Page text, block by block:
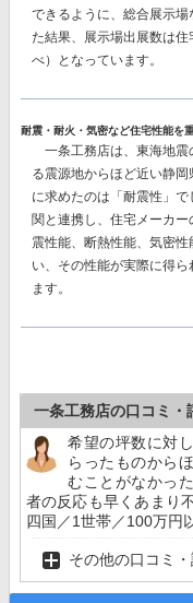
できるように、総合展示
た結果、 展示場出展数は住
べ）となっています。
耐震・耐火・気密など住宅性能を
一条工務店は、東海地震
る震源地からほど近い静
に求めたのは「耐震性」
関と連携し、住宅メーカ
震性能、断熱性能、気密
い、その性能が実際に得
ます。
一条工務店の口コミ・
希望の坪数に対
らったものから
むことがなかっ
者の反応も早くあまり
四国／1世帯／100万円
その他の口コミ・